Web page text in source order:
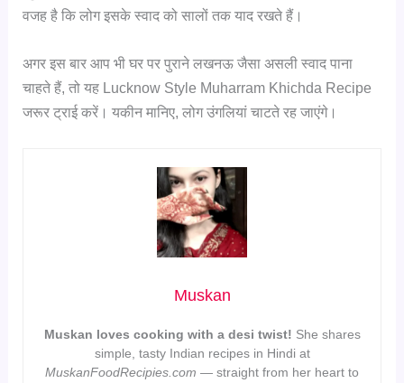
वजह है कि लोग इसके स्वाद को सालों तक याद रखते हैं।
अगर इस बार आप भी घर पर पुराने लखनऊ जैसा असली स्वाद पाना
चाहते हैं, तो यह Lucknow Style Muharram Khichda Recipe
जरूर ट्राई करें। यकीन मानिए, लोग उंगलियां चाटते रह जाएंगे।
Muskan
Muskan loves cooking with a desi twist! She shares
simple, tasty Indian recipes in Hindi at
MuskanFoodRecipies.com — straight from her heart to